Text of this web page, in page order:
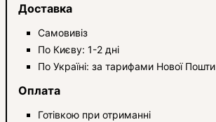
Доставка
Самовивіз
По Києву: 1-2 дні
По Україні: за тарифами Нової Пошти
Оплата
Готівкою при отриманні